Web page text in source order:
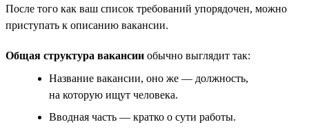
После того как ваш список требований упорядочен, можно
приступать к описанию вакансии.
Общая структура вакансии обычно выглядит так:
Название вакансии, оно же — должность,
на которую ищут человека.
Вводная часть — кратко о сути работы.